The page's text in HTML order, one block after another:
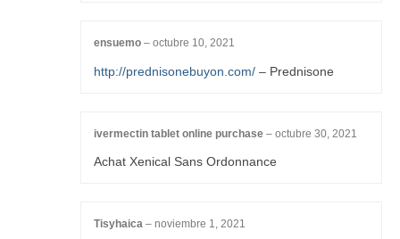
ensuemo – octubre 10, 2021
http://prednisonebuyon.com/ – Prednisone
ivermectin tablet online purchase – octubre 30, 2021
Achat Xenical Sans Ordonnance
Tisyhaica – noviembre 1, 2021